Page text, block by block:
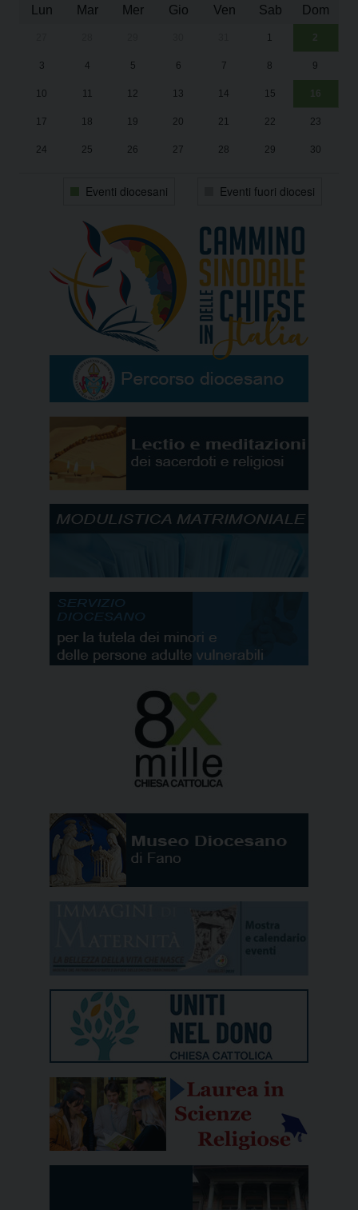
Lun
Mar Mer Gio Ven Sab Dom
1 2
3 4 5 6 7 8 9
10 11 12 13 14 15 16
17 18 19 20 21 22 23
24 25 26 27 28 29 30
Eventi diocesani Eventi fuori diocesi